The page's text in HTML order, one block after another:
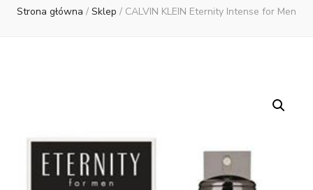
Strona główna / Sklep / CALVIN KLEIN Eternity Intense for Men